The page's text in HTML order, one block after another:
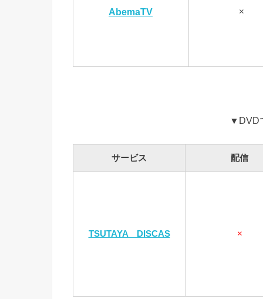
AbemaTV ×
▼DVD
サービス 配信
TSUTAYA DISCAS ×